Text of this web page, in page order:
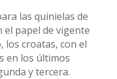
las quinielas de
el papel de vigente
los croatas, con el
en los últimos
y tercera.